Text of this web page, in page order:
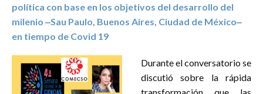
política con base en los objetivos del desarrollo del
milenio ‒Sau Paulo, Buenos Aires, Ciudad de México‒
en tiempo de Covid 19
Durante el conversatorio se
discutió sobre la rápida